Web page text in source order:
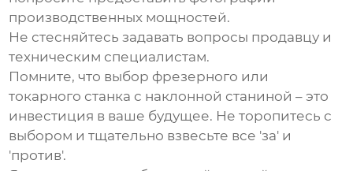
производственных мощностей.
Не стесняйтесь задавать вопросы продавцу и
техническим специалистам.
Помните, что выбор фрезерного или
токарного станка с наклонной станиной – это
инвестиция в ваше будущее. Не торопитесь с
выбором и тщательно взвесьте все 'за' и
'против'.